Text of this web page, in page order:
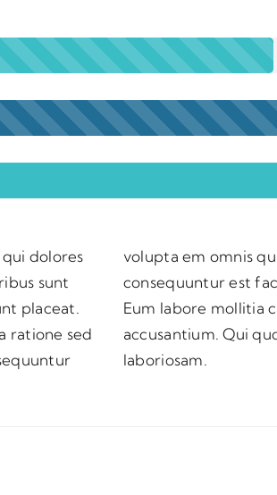
dolores
sunt
placeat.
ratione sed
nobis.
ut rerum
error aut
laboriosam.